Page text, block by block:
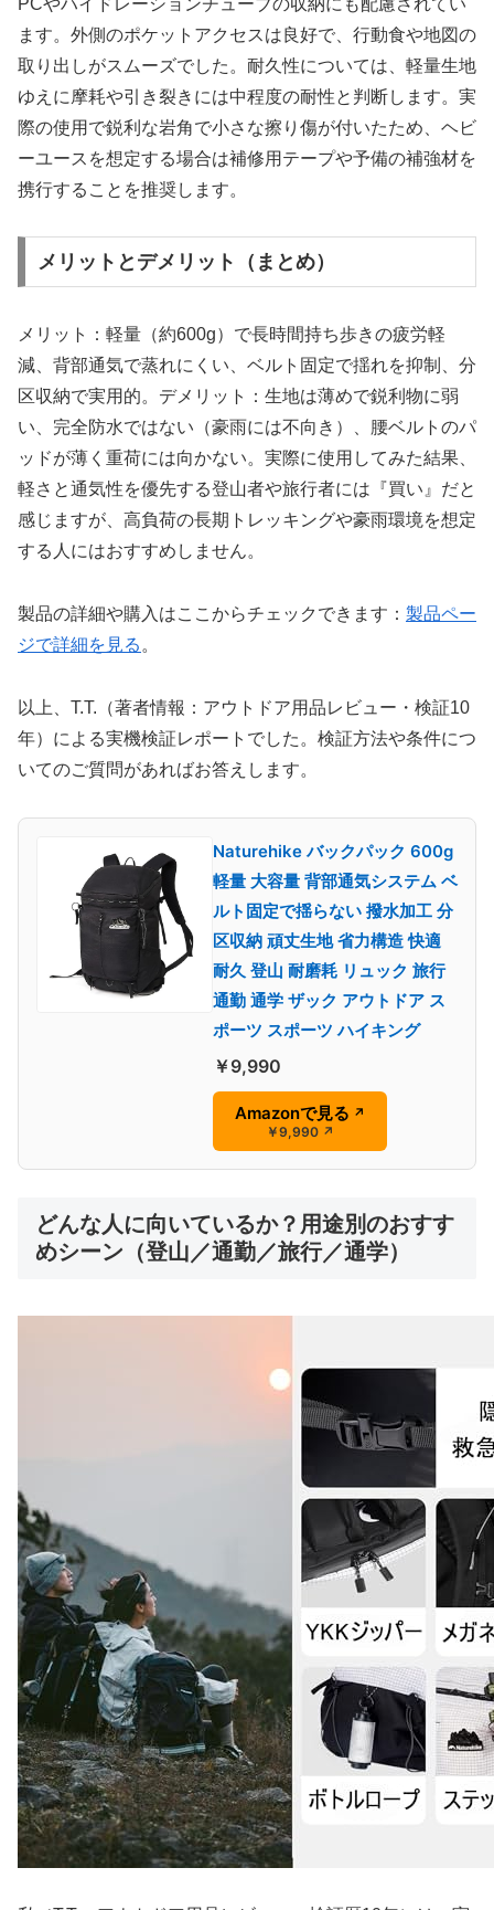
ます。外側のポケットアクセスは良好で、行動食や地図の
取り出しがスムーズでした。耐久性については、軽量生地
ゆえに摩耗や引き裂きには中程度の耐性と判断します。実
際の使用で鋭利な岩角で小さな擦り傷が付いたため、ヘビ
ーユースを想定する場合は補修用テープや予備の補強材を
携行することを推奨します。
メリットとデメリット（まとめ）
メリット：軽量（約600g）で長時間持ち歩きの疲労軽
減、背部通気で蒸れにくい、ベルト固定で揺れを抑制、分
区収納で実用的。デメリット：生地は薄めで鋭利物に弱
い、完全防水ではない（豪雨には不向き）、腰ベルトのパ
ッドが薄く重荷には向かない。実際に使用してみた結果、
軽さと通気性を優先する登山者や旅行者には『買い』だと
感じますが、高負荷の長期トレッキングや豪雨環境を想定
する人にはおすすめしません。
製品の詳細や購入はここからチェックできます： 製品ペー
ジで詳細を見る 。
以上、T.T.（著者情報：アウトドア用品レビュー・検証10
年）による実機検証レポートでした。検証方法や条件につ
いてのご質問があればお答えします。
Naturehike バックパック 600g
軽量 大容量 背部通気システム ベ
ルト固定で揺らない 撥水加工 分
区収納 頑丈生地 省力構造 快適
耐久 登山 耐磨耗 リュック 旅行
通勤 通学 ザック アウトドア ス
ポーツ スポーツ ハイキング
￥9,990
Amazonで見る ↗
￥9,990 ↗
どんな人に向いているか？用途別のおすす
めシーン（登山／通勤／旅行／通学）